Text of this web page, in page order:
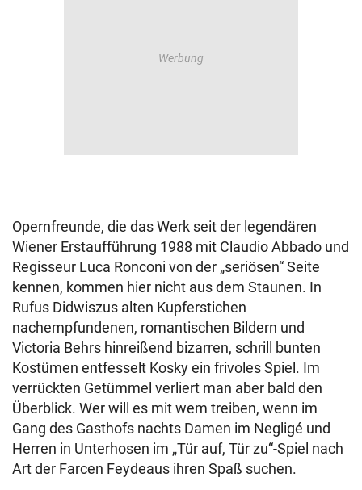
Opernfreunde, die das Werk seit der legendären
Wiener Erstaufführung 1988 mit Claudio Abbado und
Regisseur Luca Ronconi von der „seriösen“ Seite
kennen, kommen hier nicht aus dem Staunen. In
Rufus Didwiszus alten Kupferstichen
nachempfundenen, romantischen Bildern und
Victoria Behrs hinreißend bizarren, schrill bunten
Kostümen entfesselt Kosky ein frivoles Spiel. Im
verrückten Getümmel verliert man aber bald den
Überblick. Wer will es mit wem treiben, wenn im
Gang des Gasthofs nachts Damen im Negligé und
Herren in Unterhosen im „Tür auf, Tür zu“-Spiel nach
Art der Farcen Feydeaus ihren Spaß suchen.